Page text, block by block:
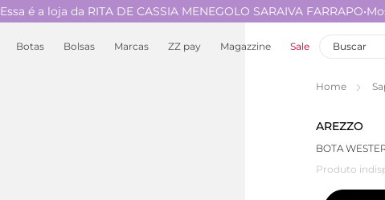
Essa é a loja da RITA DE CASSIA MENEGOLO SARAIVA FARRAPO•
Botas Bolsas Marcas ZZ pay Magazzine Sale
Home
AREZZO
BOTA
Produto